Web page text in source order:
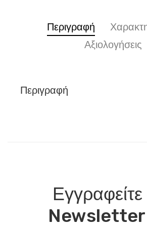
Περιγραφή
Αξιολογήσεις
Περιγραφή
Newsletter